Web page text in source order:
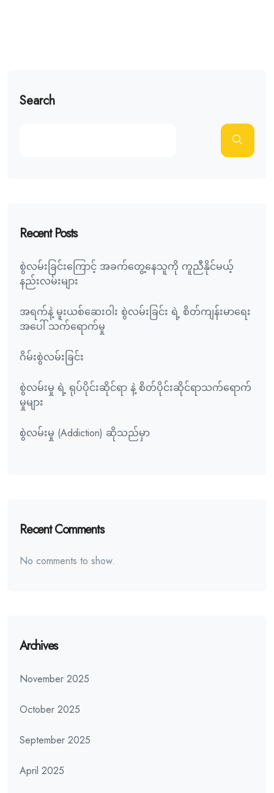
Search
Recent Posts
စွဲလမ်းခြင်းကြောင့် အခက်တွေ့နေသူကို ကူညီနိုင်မယ့်
နည်းလမ်းများ
အရက်နဲ့ မူးယစ်ဆေးဝါး စွဲလမ်းခြင်း ရဲ့ စိတ်ကျန်းမာရေး
အပေါ် သက်ရောက်မှု
ဂိမ်းစွဲလမ်းခြင်း
စွဲလမ်းမှု ရဲ့ ရုပ်ပိုင်းဆိုင်ရာ နဲ့ စိတ်ပိုင်းဆိုင်ရာသက်ရောက်
မှုများ
စွဲလမ်းမှု (Addiction) ဆိုသည်မှာ
Recent Comments
No comments to show.
Archives
November 2025
October 2025
September 2025
April 2025